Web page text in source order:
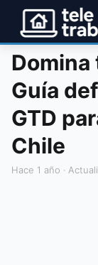
Domina
Guía
GTD
Chile
hace 1 año ·